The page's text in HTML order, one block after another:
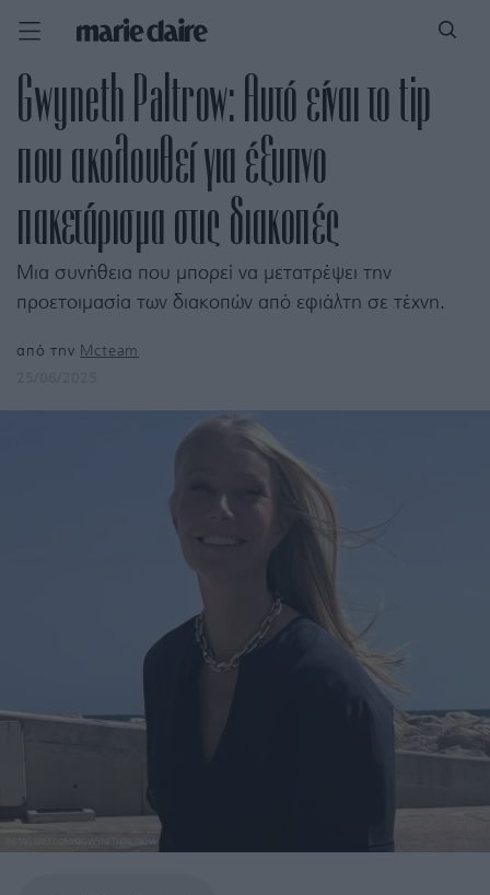
Gwyneth Paltrow: Αυτό είναι το tip
που ακολουθεί για έξυπνο
πακετάρισμα στις διακοπές
Μια συνήθεια που μπορεί να μετατρέψει την
προετοιμασία των διακοπών από εφιάλτη σε τέχνη.
από την Mcteam
INSTAGRAM.COM/@GWYNETHPALTROW